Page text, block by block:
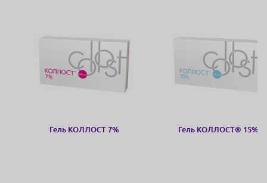
Гель КОЛЛОСТ 7% Гель КОЛЛОСТ® 15%